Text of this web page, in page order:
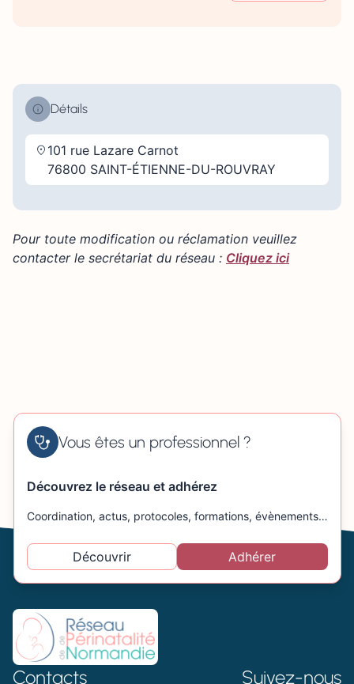
Détails
101 rue Lazare Carnot
76800 SAINT-ÉTIENNE-DU-ROUVRAY
Pour toute modification ou réclamation veuillez
contacter le secrétariat du réseau : Cliquez ici
Vous êtes un professionnel ?
Découvrez le réseau et adhérez
Coordination, actus, protocoles, formations, évènements…
Découvrir Adhérer
Contacts Suivez-nous